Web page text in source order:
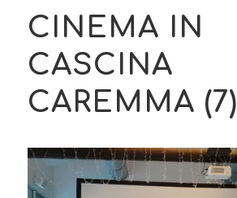
CINEMA IN
CASCINA
CAREMMA (7)